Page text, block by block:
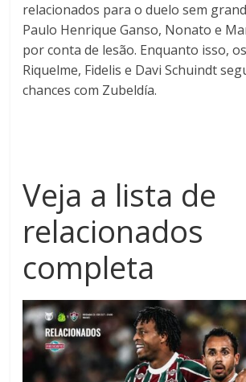
relacionados para o duelo sem
Paulo Henrique Ganso, Nonato e
por conta de lesão. Enquanto isso,
Riquelme, Fidelis e Davi Schuindt
chances com Zubeldía.
Veja a lista de
relacionados
completa